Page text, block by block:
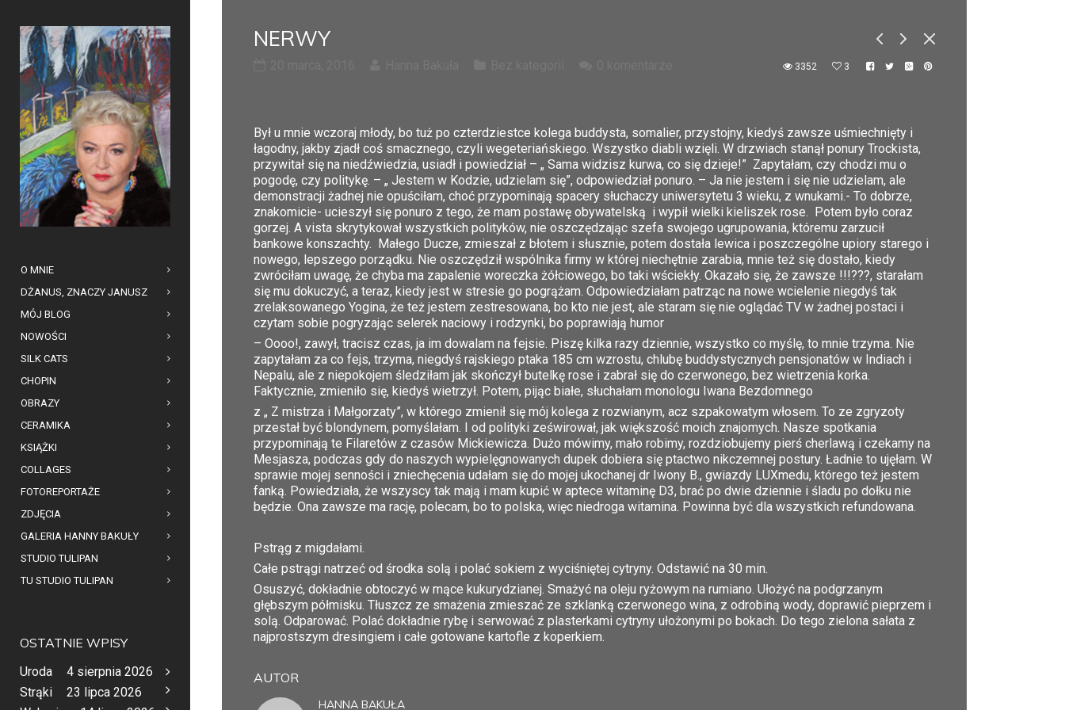
O MNIE
DŻANUS, ZNACZY JANUSZ
MÓJ BLOG
NOWOŚCI
SILK CATS
CHOPIN
OBRAZY
CERAMIKA
KSIĄŻKI
COLLAGES
FOTOREPORTAŻE
ZDJĘCIA
GALERIA HANNY BAKUŁY
STUDIO TULIPAN
TU STUDIO TULIPAN
OSTATNIE WPISY
Uroda
4 sierpnia 2026
Strąki
23 lipca 2026
NERWY
3352 3
Był u mnie wczoraj młody, bo tuż po czterdziestce kolega buddysta, somalier, przystojny, kiedyś zawsze uśmiechnięty i
łagodny, jakby zjadł coś smacznego, czyli wegeteriańskiego. Wszystko diabli wzięli. W drzwiach stanął ponury Trockista,
przywitał się na niedźwiedzia, usiadł i powiedział – „ Sama widzisz kurwa, co się dzieje!” Zapytałam, czy chodzi mu o
pogodę, czy politykę. – „ Jestem w Kodzie, udzielam się”, odpowiedział ponuro. – Ja nie jestem i się nie udzielam, ale
demonstracji żadnej nie opuściłam, choć przypominają spacery słuchaczy uniwersytetu 3 wieku, z wnukami.- To dobrze,
znakomicie- ucieszył się ponuro z tego, że mam postawę obywatelską i wypił wielki kieliszek rose. Potem było coraz
gorzej. A vista skrytykował wszystkich polityków, nie oszczędzając szefa swojego ugrupowania, któremu zarzucił
bankowe konszachty. Małego Ducze, zmieszał z błotem i słusznie, potem dostała lewica i poszczególne upiory starego i
nowego, lepszego porządku. Nie oszczędził wspólnika firmy w której niechętnie zarabia, mnie też się dostało, kiedy
zwróciłam uwagę, że chyba ma zapalenie woreczka żółciowego, bo taki wściekły. Okazało się, że zawsze !!!???, starałam
się mu dokuczyć, a teraz, kiedy jest w stresie go pogrążam. Odpowiedziałam patrząc na nowe wcielenie niegdyś tak
zrelaksowanego Yogina, że też jestem zestresowana, bo kto nie jest, ale staram się nie oglądać TV w żadnej postaci i
czytam sobie pogryzając selerek naciowy i rodzynki, bo poprawiają humor
– Oooo!, zawył, tracisz czas, ja im dowalam na fejsie. Piszę kilka razy dziennie, wszystko co myślę, to mnie trzyma. Nie
zapytałam za co fejs, trzyma, niegdyś rajskiego ptaka 185 cm wzrostu, chlubę buddystycznych pensjonatów w Indiach i
Nepalu, ale z niepokojem śledziłam jak skończył butelkę rose i zabrał się do czerwonego, bez wietrzenia korka.
Faktycznie, zmieniło się, kiedyś wietrzył. Potem, pijąc białe, słuchałam monologu Iwana Bezdomnego
z „ Z mistrza i Małgorzaty”, w którego zmienił się mój kolega z rozwianym, acz szpakowatym włosem. To ze zgryzoty
przestał być blondynem, pomyślałam. I od polityki ześwirował, jak większość moich znajomych. Nasze spotkania
przypominają te Filaretów z czasów Mickiewicza. Dużo mówimy, mało robimy, rozdziobujemy pierś cherlawą i czekamy na
Mesjasza, podczas gdy do naszych wypielęgnowanych dupek dobiera się ptactwo nikczemnej postury. Ładnie to ujęłam. W
sprawie mojej senności i zniechęcenia udałam się do mojej ukochanej dr Iwony B., gwiazdy LUXmedu, którego też jestem
fanką. Powiedziała, że wszyscy tak mają i mam kupić w aptece witaminę D3, brać po dwie dziennie i śladu po dołku nie
będzie. Ona zawsze ma rację, polecam, bo to polska, więc niedroga witamina. Powinna być dla wszystkich refundowana.
Pstrąg z migdałami.
Całe pstrągi natrzeć od środka solą i polać sokiem z wyciśniętej cytryny. Odstawić na 30 min.
Osuszyć, dokładnie obtoczyć w mące kukurydzianej. Smażyć na oleju ryżowym na rumiano. Ułożyć na podgrzanym
głębszym półmisku. Tłuszcz ze smażenia zmieszać ze szklanką czerwonego wina, z odrobiną wody, doprawić pieprzem i
solą. Odparować. Polać dokładnie rybę i serwować z plasterkami cytryny ułożonymi po bokach. Do tego zielona sałata z
najprostszym dresingiem i całe gotowane kartofle z koperkiem.
AUTOR
HANNA BAKUŁA